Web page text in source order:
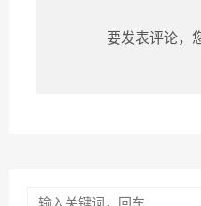
要发表评论，